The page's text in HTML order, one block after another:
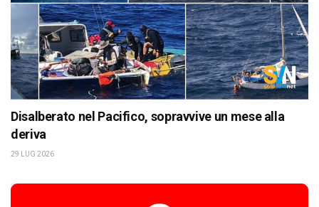
Disalberato nel Pacifico, sopravvive un mese alla
deriva
29 LUG 2026